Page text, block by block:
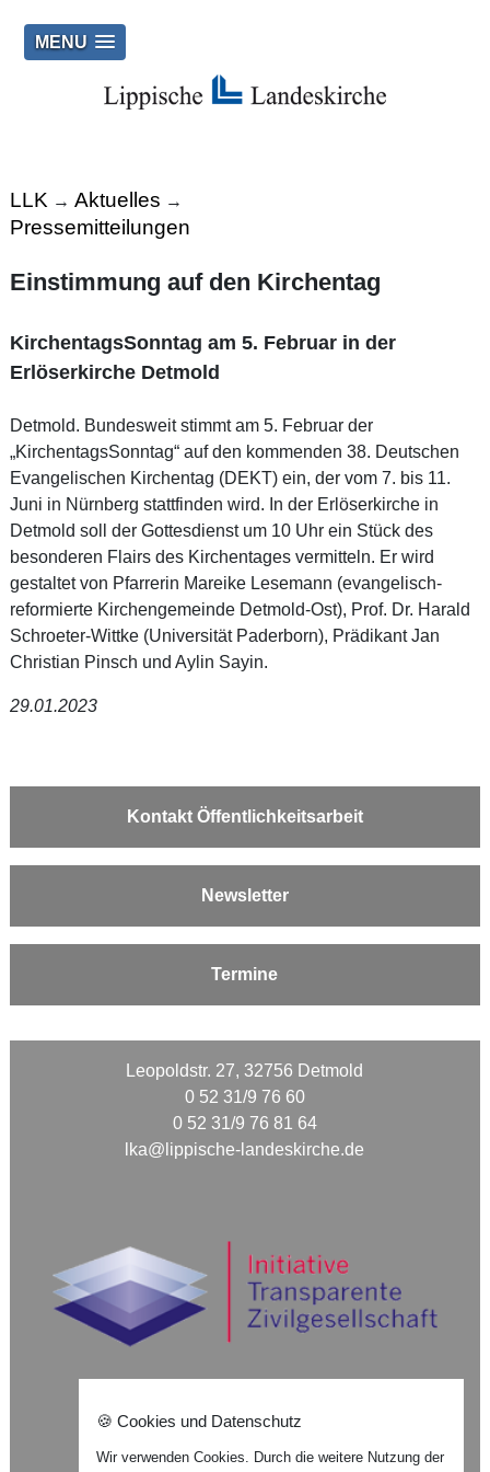
MENU
LLK → Aktuelles →
Pressemitteilungen
Einstimmung auf den Kirchentag
KirchentagsSonntag am 5. Februar in der
Erlöserkirche Detmold
Detmold. Bundesweit stimmt am 5. Februar der
„KirchentagsSonntag“ auf den kommenden 38. Deutschen
Evangelischen Kirchentag (DEKT) ein, der vom 7. bis 11.
Juni in Nürnberg stattfinden wird. In der Erlöserkirche in
Detmold soll der Gottesdienst um 10 Uhr ein Stück des
besonderen Flairs des Kirchentages vermitteln. Er wird
gestaltet von Pfarrerin Mareike Lesemann (evangelisch-
reformierte Kirchengemeinde Detmold-Ost), Prof. Dr. Harald
Schroeter-Wittke (Universität Paderborn), Prädikant Jan
Christian Pinsch und Aylin Sayin.
29.01.2023
Kontakt Öffentlichkeitsarbeit
Newsletter
Termine
Leopoldstr. 27, 32756 Detmold
0 52 31/9 76 60
0 52 31/9 76 81 64
lka@lippische-landeskirche.de
🍪 Cookies und Datenschutz
Wir verwenden Cookies. Durch die weitere Nutzung der